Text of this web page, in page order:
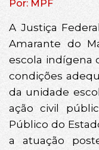
Por: MPF
A Justiça
Amarante do
escola indígena
condições
da unidade
ação civil
Público do
a atuação